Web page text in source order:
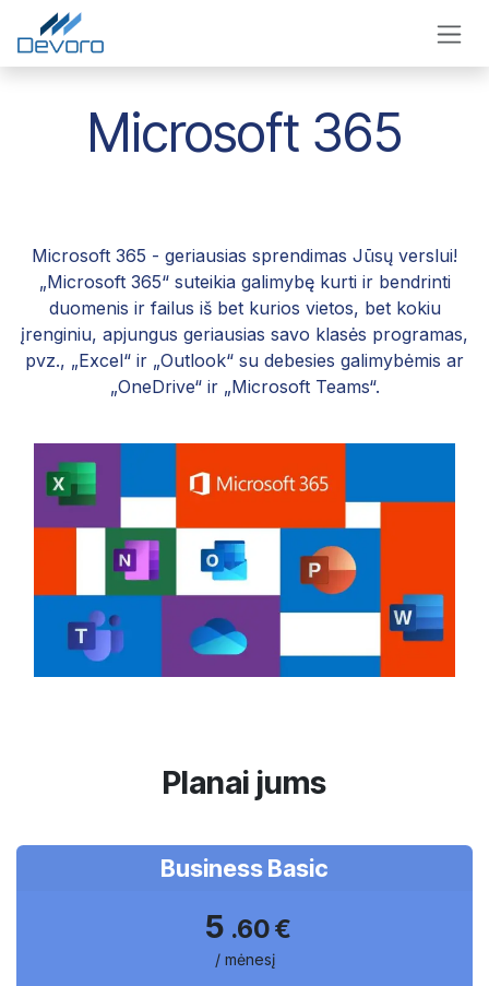
Skip to Content
Microsoft 365
Microsoft 365 - geriausias sprendimas Jūsų verslui!
„Microsoft 365“ suteikia galimybę kurti ir bendrinti
duomenis ir failus iš bet kurios vietos, bet kokiu
įrenginiu, apjungus geriausias savo klasės programas,
pvz., „Excel“ ir „Outlook“ su debesies galimybėmis ar
„OneDrive“ ir „Microsoft Teams“.
Planai jums
Business Basic
5 .60 €
/ mėnesį